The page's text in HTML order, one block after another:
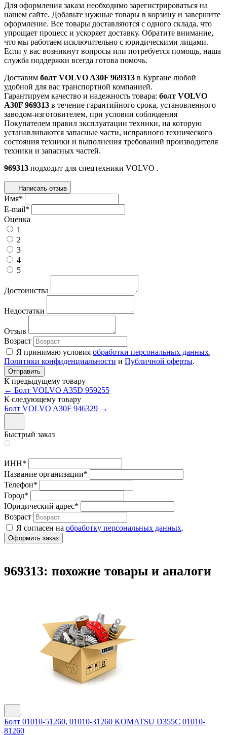
Для оформления заказа необходимо зарегистрироваться на
нашем сайте. Добавьте нужные товары в корзину и завершите
оформление. Все товары доставляются с одного склада, что
упрощает процесс и ускоряет доставку. Обратите внимание,
что мы работаем исключительно с юридическими лицами.
Если у вас возникнут вопросы или потребуется помощь, наша
служба поддержки всегда готова помочь.
Доставим болт VOLVO A30F 969313 в Кургане любой
удобной для вас транспортной компанией.
Гарантируем качество и надежность товара: болт VOLVO
A30F 969313 в течение гарантийного срока, установленного
заводом-изготовителем, при условии соблюдения
Покупателем правил эксплуатации техники, на которую
устанавливаются запасные части, исправного технического
состояния техники и выполнения требований производителя
техники и запасных частей.
969313 подходит для спецтехники VOLVO .
Написать отзыв
Имя*
E-mail*
Оценка
1
2
3
4
5
Достоинства
Недостатки
Отзыв
Возраст
Я принимаю условия обработки персональных данных,
Политики конфиденциальности и Публичной оферты.
К предыдущему товару
← Болт VOLVO A35D 959255
К следующему товару
Болт VOLVO A30F 946329 →
Быстрый заказ
ИНН*
Название организации*
Телефон*
Город*
Юридический адрес*
Возраст
Я согласен на обработку персональных данных.
969313: похожие товары и аналоги
Болт 01010-51260, 01010-31260 KOMATSU D355C 01010-
81260